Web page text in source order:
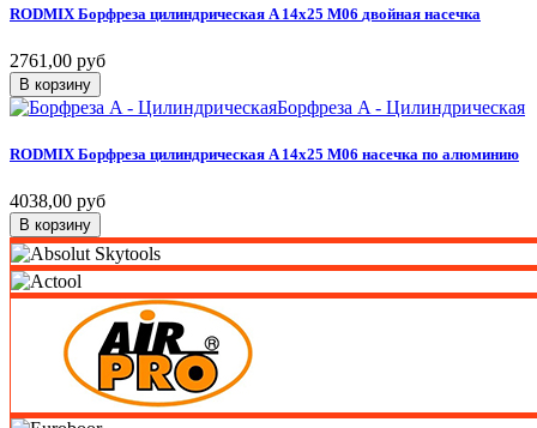
RODMIX Борфреза цилиндрическая A 14х25 M06 двойная насечка
2761,00 руб
В корзину
Борфреза A - Цилиндрическая
RODMIX Борфреза цилиндрическая A 14х25 M06 насечка по алюминию
4038,00 руб
В корзину